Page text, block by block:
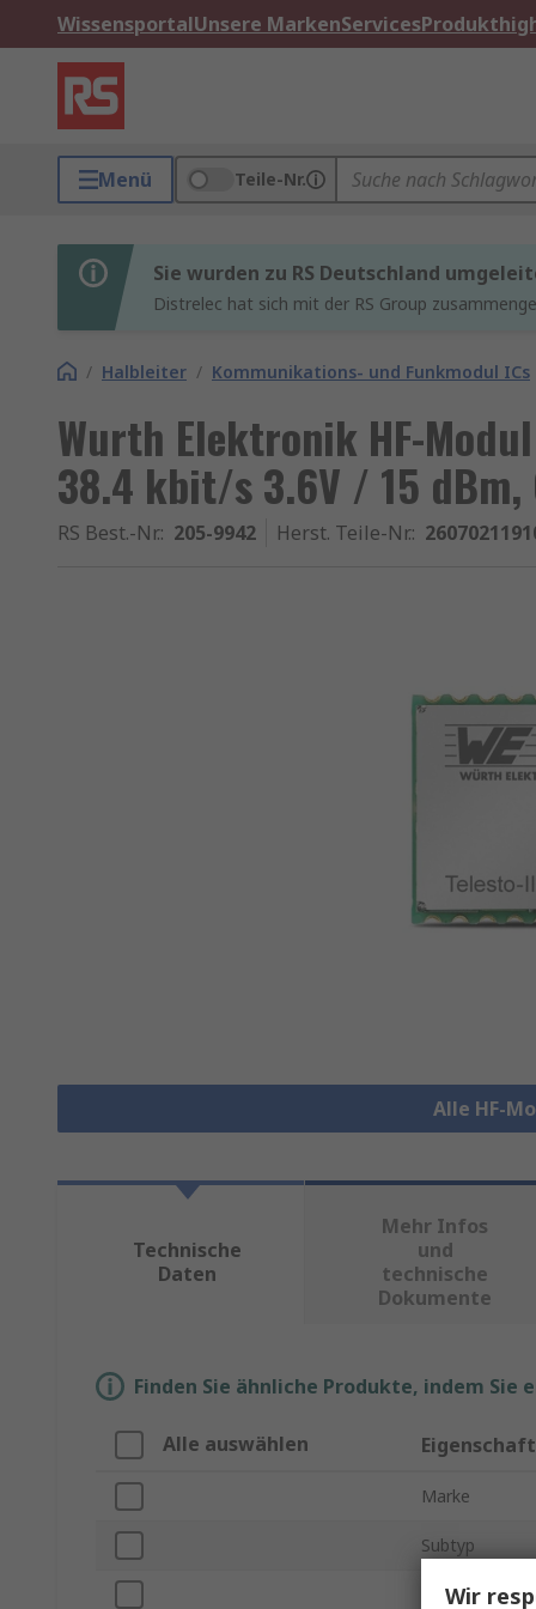
WissensportalUnsere MarkenServices
Menü Teile-Nr.
Sie wurden zu RS Deutschland
Distrelec hat sich mit der RS Group
/ Halbleiter / Kommunikations- und Funkmodul ICs
Wurth Elektronik HF-
38.4 kbit/s 3.6V / 15 dBm,
RS Best.-Nr.: 205-9942 Herst. Teile-Nr.:
Alle HF-
Technische
Daten
Mehr Infos
und
technische
Dokumente
Finden Sie ähnliche Produkte, indem
Alle auswählen Eigenschaft
Marke
Subtyp
Produkt Typ
Wir